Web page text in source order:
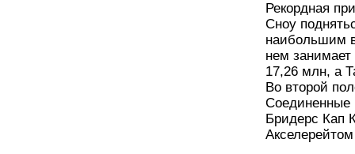
Рекордная
Сноу
наибольшим
нем
17,26 млн, а
Во второй
Соединенные
Бридерс Кап